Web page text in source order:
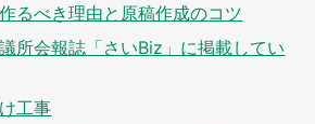
るべき理由と原稿作成のコツ
所会報誌「さいBiz」に掲載してい
工事